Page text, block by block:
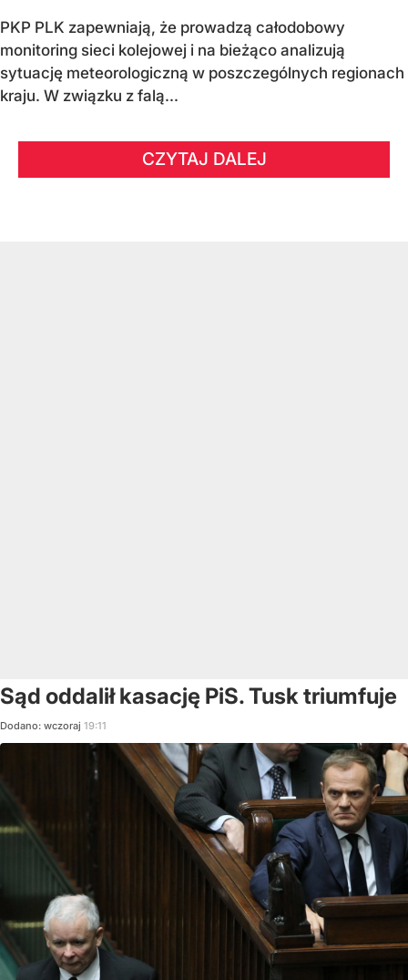
PKP PLK zapewniają, że prowadzą całodobowy
monitoring sieci kolejowej i na bieżąco analizują
sytuację meteorologiczną w poszczególnych regionach
kraju. W związku z falą...
CZYTAJ DALEJ
Sąd oddalił kasację PiS. Tusk triumfuje
Dodano: wczoraj 19:11